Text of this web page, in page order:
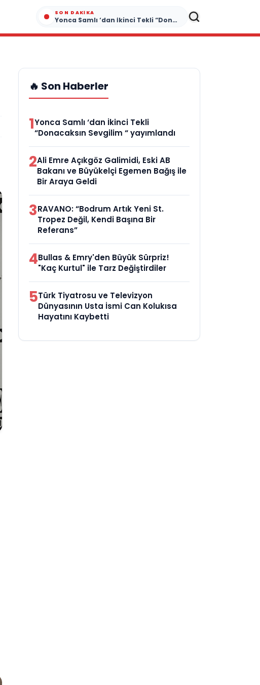
SON DAKIKA
Yonca Samlı ‘dan İkinci Tekli “Donacaksın Sevgilim “ yayımlandı
🔥 Son Haberler
1Yonca Samlı ‘dan İkinci Tekli
“Donacaksın Sevgilim “ yayımlandı
2Ali Emre Açıkgöz Galimidi, Eski AB
Bakanı ve Büyükelçi Egemen Bağış ile
Bir Araya Geldi
3RAVANO: “Bodrum Artık Yeni St.
Tropez Değil, Kendi Başına Bir
Referans”
4Bullas & Emry'den Büyük Sürpriz!
"Kaç Kurtul" ile Tarz Değiştirdiler
5Türk Tiyatrosu ve Televizyon
Dünyasının Usta İsmi Can Kolukısa
Hayatını Kaybetti